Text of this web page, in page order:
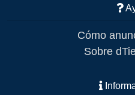
Cómo
Sobre